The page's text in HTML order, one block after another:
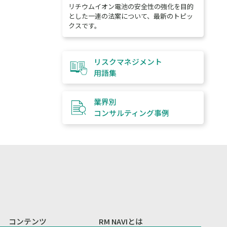
リチウムイオン電池の安全性の強化を目的
とした一連の法案について、最新のトピッ
クスです。
リスクマネジメント
用語集
業界別
コンサルティング事例
コンテンツ RM NAVIとは